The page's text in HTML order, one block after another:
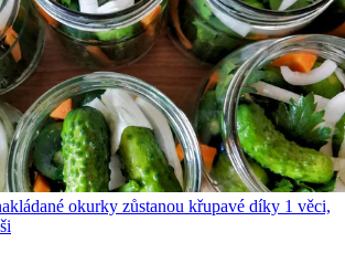
okurky zůstanou křupavé díky 1 věci,